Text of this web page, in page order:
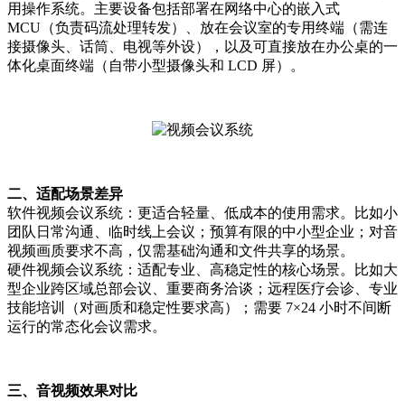
用操作系统。主要设备包括部署在网络中心的嵌入式
MCU（负责码流处理转发）、放在会议室的专用终端（需连
接摄像头、话筒、电视等外设），以及可直接放在办公桌的一
体化桌面终端（自带小型摄像头和 LCD 屏）。
二、适配场景差异
软件视频会议系统：更适合轻量、低成本的使用需求。比如小
团队日常沟通、临时线上会议；预算有限的中小型企业；对音
视频画质要求不高，仅需基础沟通和文件共享的场景。
硬件视频会议系统：适配专业、高稳定性的核心场景。比如大
型企业跨区域总部会议、重要商务洽谈；远程医疗会诊、专业
技能培训（对画质和稳定性要求高）；需要 7×24 小时不间断
运行的常态化会议需求。
三、音视频效果对比